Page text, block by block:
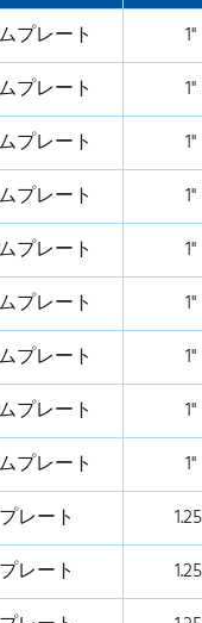
プレート
1"
プレート
1"
プレート
1"
プレート
1"
プレート
1"
プレート
1"
プレート
1"
プレート
1"
プレート
1"
レート
レート